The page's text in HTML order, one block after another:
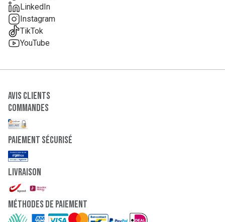
LinkedIn
Instagram
TikTok
YouTube
Avis clients
Commandes
paiement sécurisé
Livraison
Méthodes de paiement